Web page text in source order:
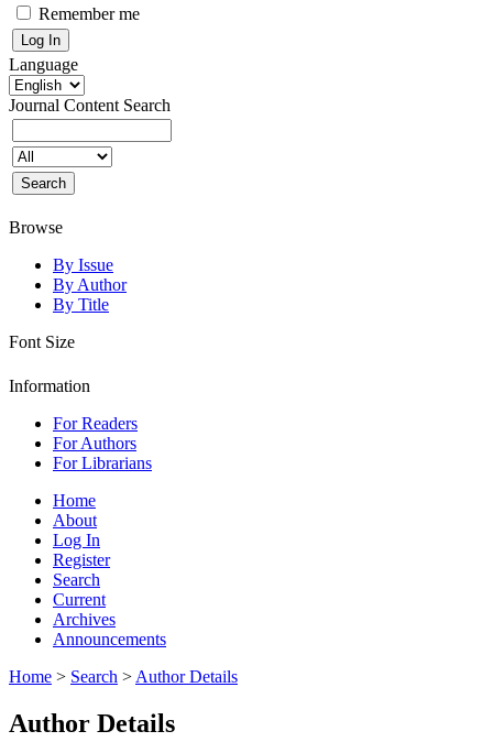
Remember me
Language
Journal Content Search
Browse
By Issue
By Author
By Title
Font Size
Information
For Readers
For Authors
For Librarians
Home
About
Log In
Register
Search
Current
Archives
Announcements
Home > Search > Author Details
Author Details